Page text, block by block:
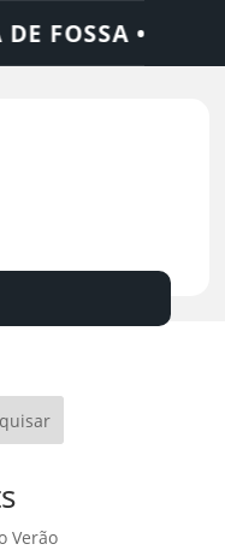
24 HORAS •
Verão